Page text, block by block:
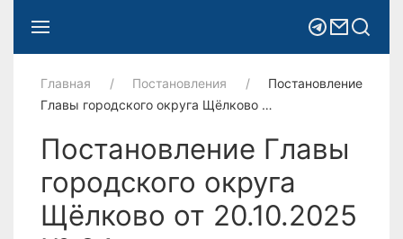
Главная Постановления
Постановление
Главы городского округа Щёлково …
Постановление Главы
городского округа
Щёлково от 20.10.2025